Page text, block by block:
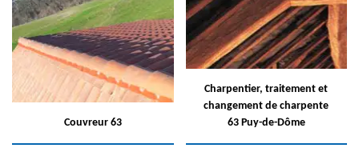
Couvreur 63
Charpentier, traitement et
changement de charpente
63 Puy-de-Dôme